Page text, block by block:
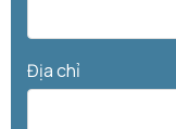
Địa chỉ